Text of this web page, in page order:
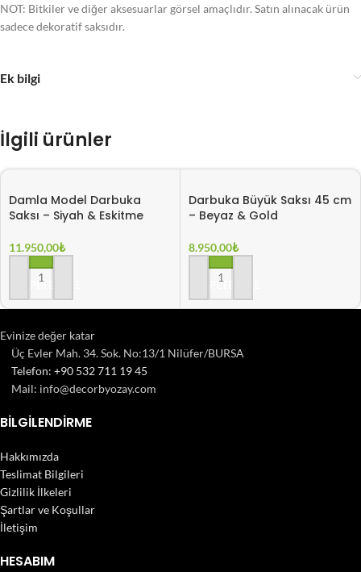
NOT: Bitkiler ve diğer aksesuarlar görsel amaçlıdır. Satın alınacak ürün
sadece dekoratif saksıdır.
Ek bilgi
İlgili ürünler
Damla Model Darbuka
Saksı – Siyah & Eskitme
11.950,00₺
SEPETE EKLE
Darbuka Büyük Saksı 45 cm
– Beyaz & Gold
8.950,00₺
SEPETE EKLE
Evinize değer katar
Üç Evler Mah. 34. Sok. No:13/1 Nilüfer/BURSA
Telefon: +90 532 711 19 45
Mail: info@decorbyozay.com
BILGILENDIRME
Hakkımızda
Teslimat Bilgileri
Gizlilik İlkeleri
Şartlar ve Koşullar
İletişim
HESABIM